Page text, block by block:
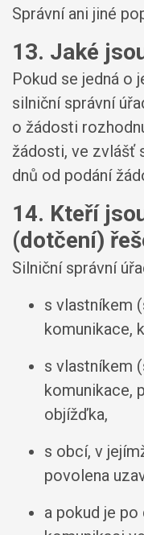
Správní ani jiné
13. Jaké
Pokud se jedná o
silniční správní
o žádosti
žádosti, ve zvlášť
dnů od podání
14. Kteří
(dotčení)
Silniční správní
s vlastníkem
komunikace,
s vlastníkem
komunikace,
objížďka,
s obcí, v
povolena
a pokud je